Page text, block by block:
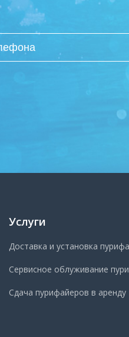
Услуги
Доставка и установка
Сервисное облуживание
Сдача пурифайеров в аренду